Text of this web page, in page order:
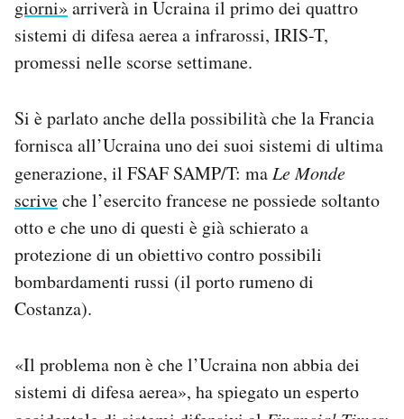
giorni» arriverà in Ucraina il primo dei quattro
sistemi di difesa aerea a infrarossi, IRIS-T,
promessi nelle scorse settimane.
Si è parlato anche della possibilità che la Francia
fornisca all’Ucraina uno dei suoi sistemi di ultima
generazione, il FSAF SAMP/T: maLe Monde
scriveche l’esercito francese ne possiede soltanto
otto e che uno di questi è già schierato a
protezione di un obiettivo contro possibili
bombardamenti russi (il porto rumeno di
Costanza).
«Il problema non è che l’Ucraina non abbia dei
sistemi di difesa aerea», ha spiegato un esperto